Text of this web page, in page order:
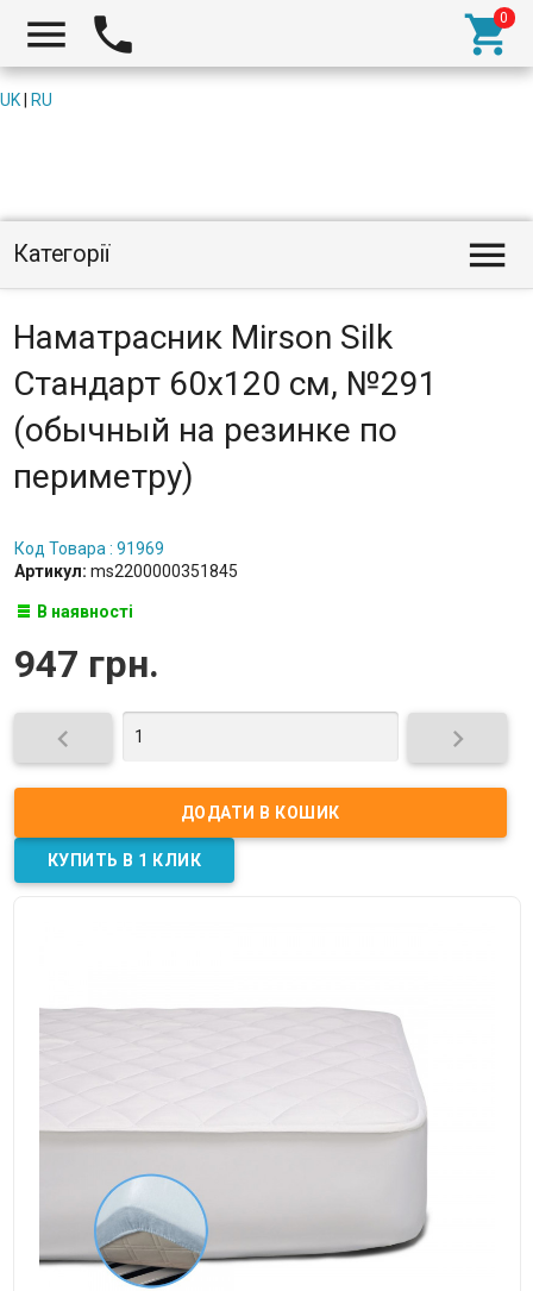
  
UK RU
Категорії 
Наматрасник Mirson Silk
Стандарт 60x120 см, №291
(обычный на резинке по
периметру)
Код Товара : 91969
Артикул: ms2200000351845
В наявності
947 грн.
 